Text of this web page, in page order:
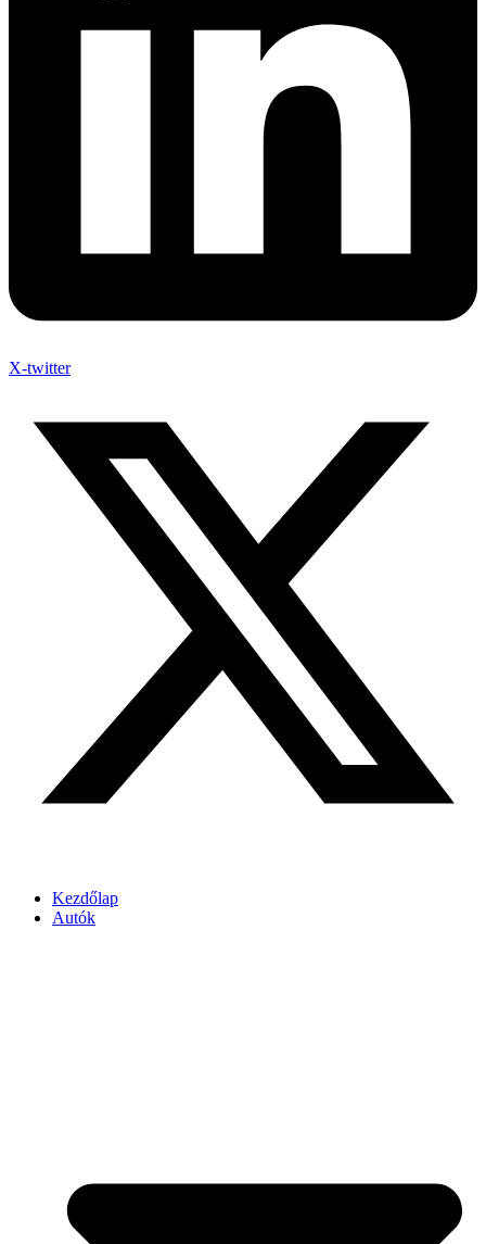
X-twitter
Kezdőlap
Autók